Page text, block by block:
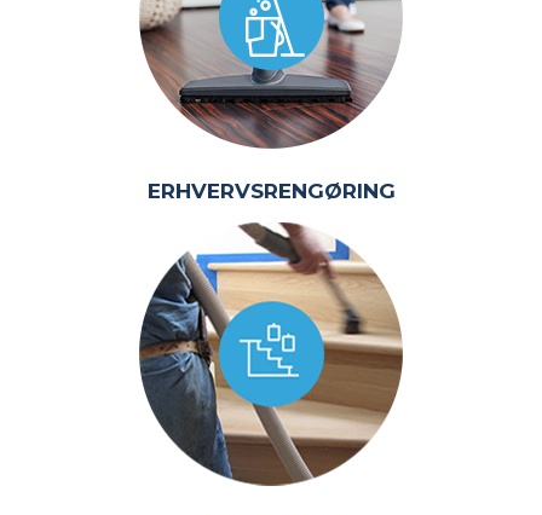
ERHVERVSRENGØRING